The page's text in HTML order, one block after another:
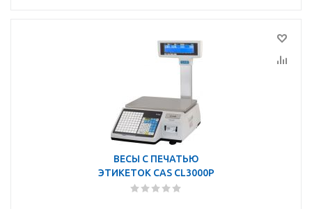
ВЕСЫ С ПЕЧАТЬЮ
ЭТИКЕТОК CAS CL3000P